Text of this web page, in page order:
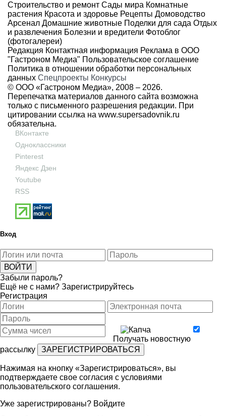
Строительство и ремонт Сады мира Комнатные
растения Красота и здоровье Рецепты Домоводство
Арсенал Домашние животные Поделки для сада Отдых
и развлечения Болезни и вредители Фотоблог
(фотогалереи)
Редакция Контактная информация Реклама в ООО
"Гастроном Медиа" Пользовательское соглашение
Политика в отношении обработки персональных
данных Спецпроекты Конкурсы
© ООО «Гастроном Медиа», 2008 – 2026.
Перепечатка материалов данного сайта возможна
только с письменного разрешения редакции. При
цитировании ссылка на www.supersadovnik.ru
обязательна.
ВКонтакте
Одноклассники
Pinterest
Яндекс Дзен
Youtube
RSS
Вход
Забыли пароль?
Ещё не с нами? Зарегистрируйтесь
Регистрация
Получать новостную
рассылку
Нажимая на кнопку «Зарегистрироваться», вы
подтверждаете свое согласия с условиями
пользовательского соглашения.
Уже зарегистрированы? Войдите